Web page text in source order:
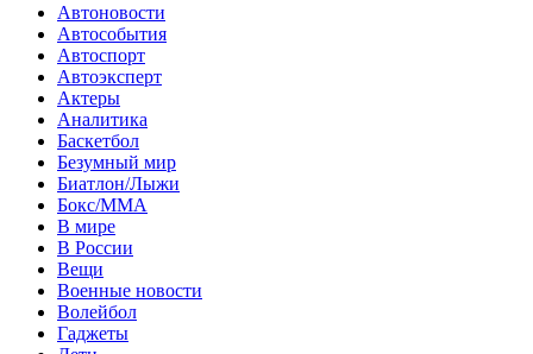
Автоновости
Автособытия
Автоспорт
Автоэксперт
Актеры
Аналитика
Баскетбол
Безумный мир
Биатлон/Лыжи
Бокс/MMA
В мире
В России
Вещи
Военные новости
Волейбол
Гаджеты